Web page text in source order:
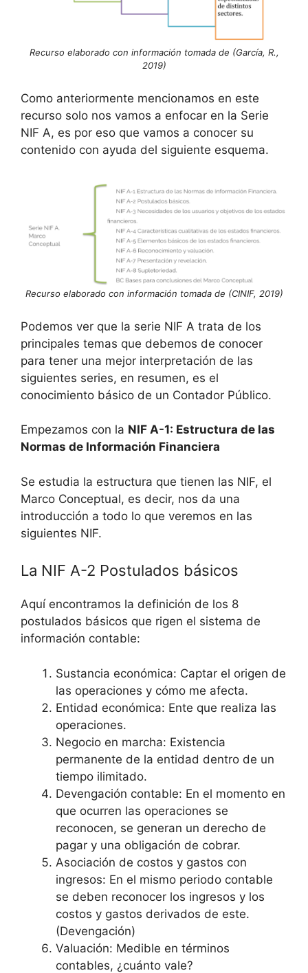
Recurso elaborado con información tomada de (García, R.,
2019)
Como anteriormente mencionamos en este
recurso solo nos vamos a enfocar en la Serie
NIF A, es por eso que vamos a conocer su
contenido con ayuda del siguiente esquema.
Recurso elaborado con información tomada de (CINIF, 2019)
Podemos ver que la serie NIF A trata de los
principales temas que debemos de conocer
para tener una mejor interpretación de las
siguientes series, en resumen, es el
conocimiento básico de un Contador Público.
Empezamos con la NIF A-1: Estructura de las
Normas de Información Financiera
Se estudia la estructura que tienen las NIF, el
Marco Conceptual, es decir, nos da una
introducción a todo lo que veremos en las
siguientes NIF.
La NIF A-2 Postulados básicos
Aquí encontramos la definición de los 8
postulados básicos que rigen el sistema de
información contable:
Sustancia económica: Captar el origen de
las operaciones y cómo me afecta.
Entidad económica: Ente que realiza las
operaciones.
Negocio en marcha: Existencia
permanente de la entidad dentro de un
tiempo ilimitado.
Devengación contable: En el momento en
que ocurren las operaciones se
reconocen, se generan un derecho de
pagar y una obligación de cobrar.
Asociación de costos y gastos con
ingresos: En el mismo periodo contable
se deben reconocer los ingresos y los
costos y gastos derivados de este.
(Devengación)
Valuación: Medible en términos
contables, ¿cuánto vale?